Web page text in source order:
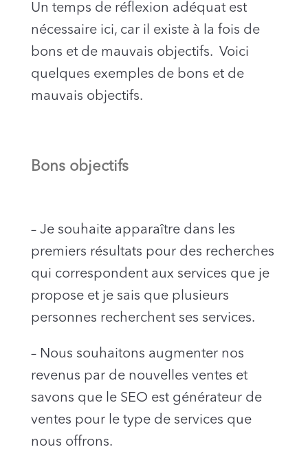
Un temps de réflexion adéquat est
nécessaire ici, car il existe à la fois de
bons et de mauvais objectifs. Voici
quelques exemples de bons et de
mauvais objectifs.
Bons objectifs
– Je souhaite apparaître dans les
premiers résultats pour des recherches
qui correspondent aux services que je
propose et je sais que plusieurs
personnes recherchent ses services.
– Nous souhaitons augmenter nos
revenus par de nouvelles ventes et
savons que le SEO est générateur de
ventes pour le type de services que
nous offrons.